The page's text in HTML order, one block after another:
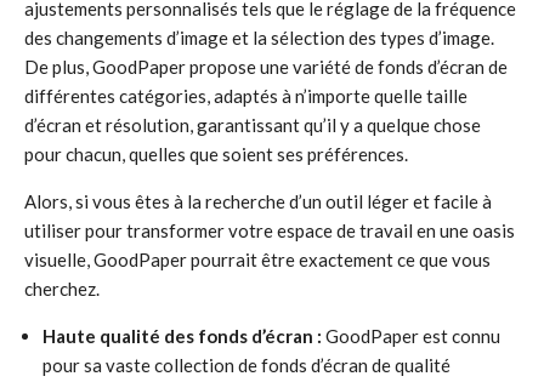
ajustements personnalisés tels que le réglage de la fréquence
des changements d’image et la sélection des types d’image.
De plus, GoodPaper propose une variété de fonds d’écran de
différentes catégories, adaptés à n’importe quelle taille
d’écran et résolution, garantissant qu’il y a quelque chose
pour chacun, quelles que soient ses préférences.
Alors, si vous êtes à la recherche d’un outil léger et facile à
utiliser pour transformer votre espace de travail en une oasis
visuelle, GoodPaper pourrait être exactement ce que vous
cherchez.
Haute qualité des fonds d’écran : GoodPaper est connu
pour sa vaste collection de fonds d’écran de qualité